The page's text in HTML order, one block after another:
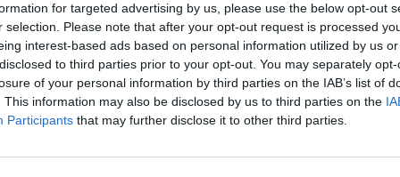
for targeted advertising by us, please use the below opt-out
selection. Please note that after your opt-out request is processed
interest-based ads based on personal information utilized by us
to third parties prior to your opt-out. You may separately
of your personal information by third parties on the IAB’s list of
This information may also be disclosed by us to third parties on the
Participants that may further disclose it to other third parties.
κης Π.Ε. Λακωνίας ανακοινώνονται τα
πρώτων κρουσμάτων του Πυρετού του
Χώρα μας:
μας των πρώτων κρουσμάτων του Πυρετού
θέλαμε να σας επισημάνουμε τα παρακάτω :
με πυρετό ή νευρικά ή κινητικά